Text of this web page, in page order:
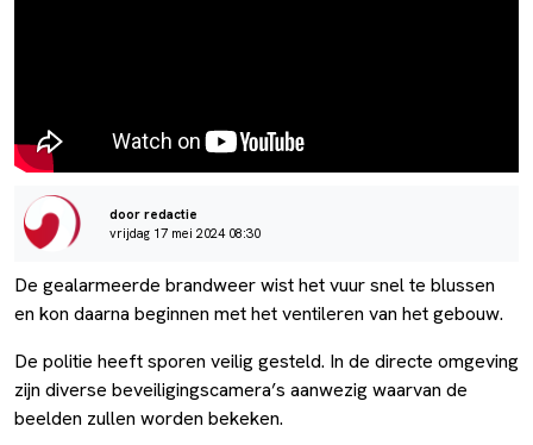
door redactie
vrijdag 17 mei 2024 08:30
De gealarmeerde brandweer wist het vuur snel te blussen
en kon daarna beginnen met het ventileren van het gebouw.
De politie heeft sporen veilig gesteld. In de directe omgeving
zijn diverse beveiligingscamera’s aanwezig waarvan de
beelden zullen worden bekeken.